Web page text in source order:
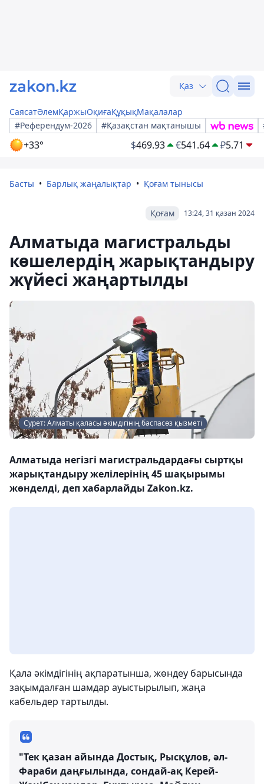
Қаз
СаясатӘлемҚаржыОқиғаҚұқықМақалалар
#Референдум-2026
#Қазақстан мақтанышы
+33° $469.93 €541.64 ₽5.71
Басты Барлық жаңалықтар Қоғам тынысы
13:24, 31 қазан 2024
Қоғам
Алматыда магистральды
көшелердің жарықтандыру
жүйесі жаңартылды
Сурет: Алматы қаласы әкімдігінің баспасөз қызметі
Алматыда негізгі магистральдардағы сыртқы
жарықтандыру желілерінің 45 шақырымы
жөнделді, деп хабарлайды Zakon.kz.
Қала әкімдігінің ақпаратынша, жөндеу барысында
зақымдалған шамдар ауыстырылып, жаңа
кабельдер тартылды.
"Тек қазан айында Достық, Рысқұлов, әл-
Фараби даңғылында, сондай-ақ Керей-